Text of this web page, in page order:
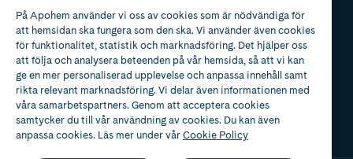
Apotek med tillstånd
av Läkemedelsverket
På Apohem använder vi oss av cookies som är nödvändiga för
att hemsidan ska fungera som den ska. Vi använder även cookies
för funktionalitet, statistik och marknadsföring. Det hjälper oss
att följa och analysera beteenden på vår hemsida, så att vi kan
ge en mer personaliserad upplevelse och anpassa innehåll samt
rikta relevant marknadsföring. Vi delar även informationen med
våra samarbetspartners. Genom att acceptera cookies
samtycker du till vår användning av cookies. Du kan även
anpassa cookies. Läs mer under vårCookie Policy